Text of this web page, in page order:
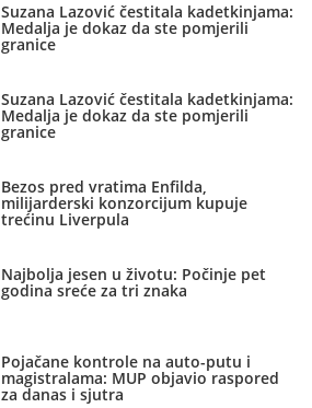
Suzana Lazović čestitala kadetkinjama:
Medalja je dokaz da ste pomjerili
granice
Suzana Lazović čestitala kadetkinjama:
Medalja je dokaz da ste pomjerili
granice
Bezos pred vratima Enfilda,
milijarderski konzorcijum kupuje
trećinu Liverpula
Najbolja jesen u životu: Počinje pet
godina sreće za tri znaka
Pojačane kontrole na auto-putu i
magistralama: MUP objavio raspored
za danas i sjutra